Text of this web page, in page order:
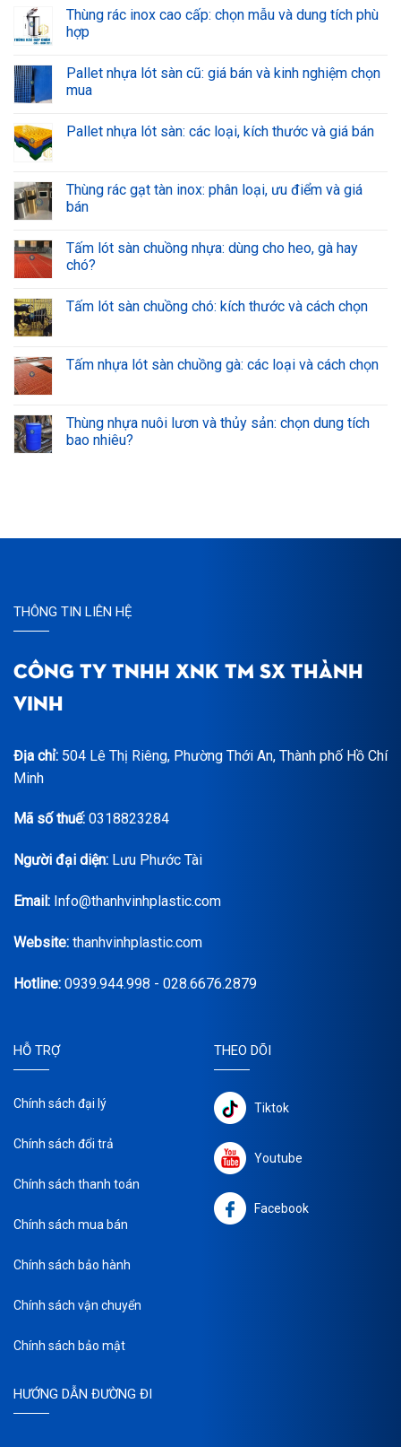
Thùng rác inox cao cấp: chọn mẫu và dung tích phù
hợp
Pallet nhựa lót sàn cũ: giá bán và kinh nghiệm chọn
mua
Pallet nhựa lót sàn: các loại, kích thước và giá bán
Thùng rác gạt tàn inox: phân loại, ưu điểm và giá
bán
Tấm lót sàn chuồng nhựa: dùng cho heo, gà hay
chó?
Tấm lót sàn chuồng chó: kích thước và cách chọn
Tấm nhựa lót sàn chuồng gà: các loại và cách chọn
Thùng nhựa nuôi lươn và thủy sản: chọn dung tích
bao nhiêu?
THÔNG TIN LIÊN HỆ
CÔNG TY TNHH XNK TM SX THÀNH
VINH
Địa chỉ: 504 Lê Thị Riêng, Phường Thới An, Thành phố Hồ Chí
Minh
Mã số thuế: 0318823284
Người đại diện: Lưu Phước Tài
Email: Info@thanhvinhplastic.com
Website: thanhvinhplastic.com
Hotline: 0939.944.998 - 028.6676.2879
HỖ TRỢ
Chính sách đại lý
Chính sách đổi trả
Chính sách thanh toán
Chính sách mua bán
Chính sách bảo hành
Chính sách vận chuyển
Chính sách bảo mật
THEO DÕI
Tiktok
Youtube
Facebook
HƯỚNG DẪN ĐƯỜNG ĐI